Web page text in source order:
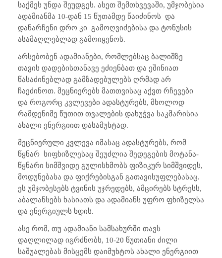
საქმეს უნდა შეუდგეს. ასეთ შემთხვევაში, უმჯობესია
ადამიანმა 10-დან 15 წუთამდე წაიძინოს და
დანარჩენი დრო კი გამოღვიძებისა და ტონუსის
ასამაღლებლად გამოიყენოს.
არსებობენ ადამიანები, რომლებსაც ბალიშზე
თავის დადებისთანავე ეძიენბათ და ეშინიათ
წასაძინებლად გამზადებულებს ღრმად არ
ჩაეძინოთ. მეცნიერებს მათთვისაც აქვთ რჩევები
და როგორც კვლევები ადასტურებს, მხოლოდ
რამდენიმე წუთით თვალების დახუჭვა საკმარისია
ახალი ენერგიით დასამუხტად.
მეცნიერული კვლევა იმასაც ადასტურებს, რომ
წყნარ სიფხიზლესაც შეუძლია შედეგების მოტანა-
წყნარი სიმშვიდე გულისხმობს ფიზიკურ სიმშვიდეს,
მოდუნებასა და ფიქრებისგან გათავისუფლებასაც.
ეს უმჯობესებს ტვინის უჯრედებს, ამცირებს სტრესს,
აბალანსებს ხასიათს და ადამიანს უფრო ფხიზელსა
და ენერგიულს ხდის.
ასე რომ, თუ ადამიანი სამსახურში თავს
დაღლილად იგრძნობს, 10-20 წუთიანი ძილი
საშუალებას მისცემს დაიმუხტოს ახალი ენერგიით